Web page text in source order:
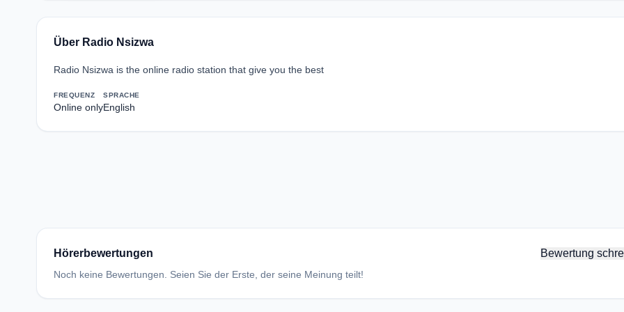
Über Radio Nsizwa
Radio Nsizwa is the online radio station that give you the best
FREQUENZ
Online only
SPRACHE
English
Hörerbewertungen Bewertung
Noch keine Bewertungen. Seien Sie der Erste, der seine Meinung teilt!